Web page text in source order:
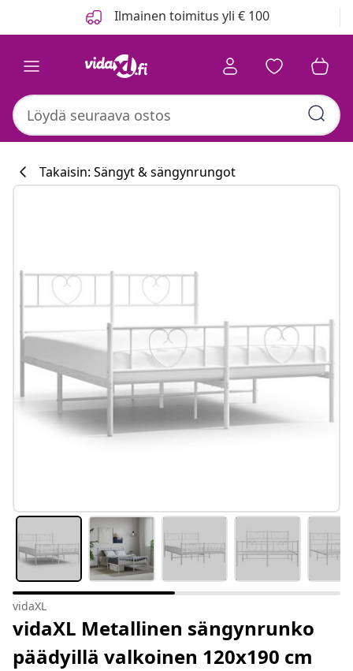
Ilmainen toimitus yli € 100
#sharemevidaxl
Takaisin: Sängyt & sängynrungot
vidaXL
vidaXL Metallinen sängynrunko
päädyillä valkoinen 120x190 cm